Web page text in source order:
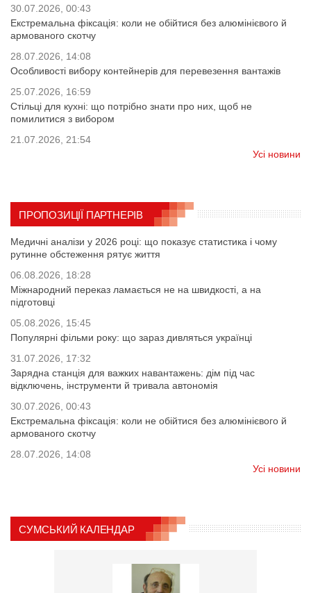
30.07.2026, 00:43
Екстремальна фіксація: коли не обійтися без алюмінієвого й
армованого скотчу
28.07.2026, 14:08
Особливості вибору контейнерів для перевезення вантажів
25.07.2026, 16:59
Стільці для кухні: що потрібно знати про них, щоб не
помилитися з вибором
21.07.2026, 21:54
Усі новини
ПРОПОЗИЦІЇ ПАРТНЕРІВ
Медичні аналізи у 2026 році: що показує статистика і чому
рутинне обстеження рятує життя
06.08.2026, 18:28
Міжнародний переказ ламається не на швидкості, а на
підготовці
05.08.2026, 15:45
Популярні фільми року: що зараз дивляться українці
31.07.2026, 17:32
Зарядна станція для важких навантажень: дім під час
відключень, інструменти й тривала автономія
30.07.2026, 00:43
Екстремальна фіксація: коли не обійтися без алюмінієвого й
армованого скотчу
28.07.2026, 14:08
Усі новини
СУМСЬКИЙ КАЛЕНДАР